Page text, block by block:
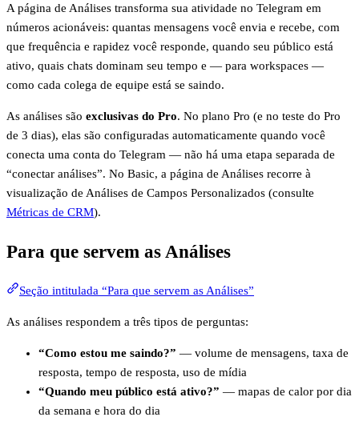
A página de Análises transforma sua atividade no Telegram em
números acionáveis: quantas mensagens você envia e recebe, com
que frequência e rapidez você responde, quando seu público está
ativo, quais chats dominam seu tempo e — para workspaces —
como cada colega de equipe está se saindo.
As análises são exclusivas do Pro. No plano Pro (e no teste do Pro
de 3 dias), elas são configuradas automaticamente quando você
conecta uma conta do Telegram — não há uma etapa separada de
“conectar análises”. No Basic, a página de Análises recorre à
visualização de Análises de Campos Personalizados (consulte
Métricas de CRM).
Para que servem as Análises
Seção intitulada “Para que servem as Análises”
As análises respondem a três tipos de perguntas:
“Como estou me saindo?” — volume de mensagens, taxa de
resposta, tempo de resposta, uso de mídia
“Quando meu público está ativo?” — mapas de calor por dia
da semana e hora do dia